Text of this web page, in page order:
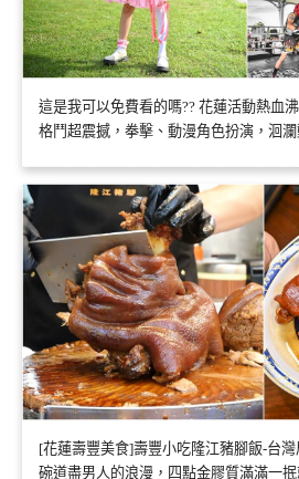
這是我可以免費看的嗎?? 花蓮活動熱血
格鬥超震撼，拳擊、動漫角色扮演，洄
[花蓮壽豐美食]壽豐小吃隆江豬腳飯-台
碗道盡男人的浪漫，四點金膠質滿滿一